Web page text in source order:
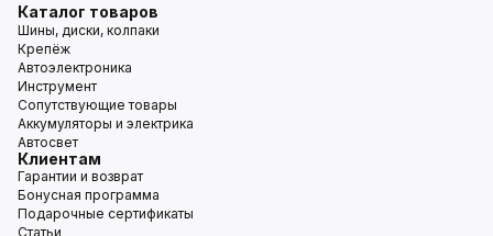
Каталог товаров
Шины, диски, колпаки
Крепёж
Автоэлектроника
Инструмент
Сопутствующие товары
Аккумуляторы и электрика
Автосвет
Клиентам
Гарантии и возврат
Бонусная программа
Подарочные сертификаты
Статьи